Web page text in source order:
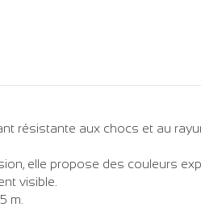
résistante aux chocs et au
elle propose des couleurs
visible.
m.